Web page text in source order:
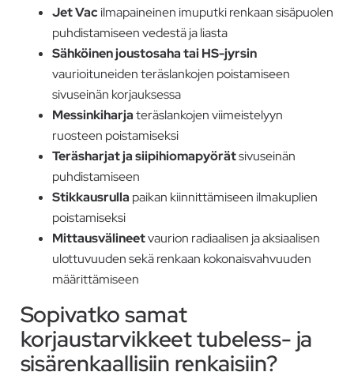
Jet Vac ilmapaineinen imuputki renkaan sisäpuolen
puhdistamiseen vedestä ja liasta
Sähköinen joustosaha tai HS-jyrsin
vaurioituneiden teräslankojen poistamiseen
sivuseinän korjauksessa
Messinkiharjateräslankojen viimeistelyyn
ruosteen poistamiseksi
Teräsharjat ja siipihiomapyörätsivuseinän
puhdistamiseen
Stikkausrulla paikan kiinnittämiseen ilmakuplien
poistamiseksi
Mittausvälineetvaurion radiaalisen ja aksiaalisen
ulottuvuuden sekä renkaan kokonaisvahvuuden
määrittämiseen
Sopivatko samat
korjaustarvikkeet tubeless- ja
sisärenkaallisiin renkaisiin?